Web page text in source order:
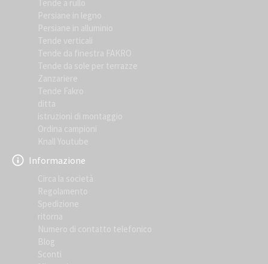
Tende a rullo
Persiane in legno
Persiane in alluminio
Tende verticali
Tende da finestra FAKRO
Tende da sole per terrazze
Zanzariere
Tende Fakro
ditta
istruzioni di montaggio
Ordina campioni
Knall Youtube
Informazione
Circa la società
Regolamento
Spedizione
ritorna
Numero di contatto telefonico
Blog
Sconti